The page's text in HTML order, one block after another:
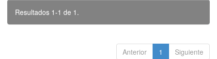
Resultados 1-1 de 1.
Anterior 1 Siguiente